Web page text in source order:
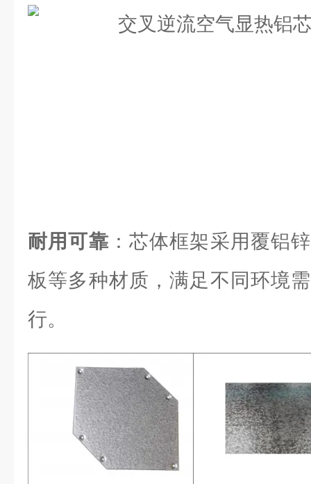
耐用可靠 ：芯体框架采用覆铝
板等多种材质，满足不同环境
行。